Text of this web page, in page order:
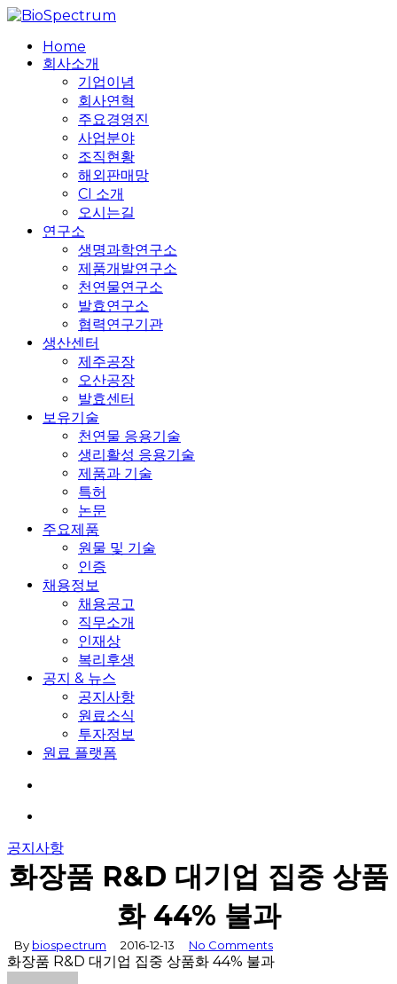
Skip
main
content
search
MenuHome
회사소개
기업이념
회사연혁
주요경영진
사업분야
조직현황
해외판매망
CI 소개
오시는길
연구소
생명과학연구소
제품개발연구소
천연물연구소
발효연구소
협력연구기관
생산센터
제주공장
오산공장
발효센터
보유기술
천연물 응용기술
생리활성 응용기술
제품과 기술
특허
논문
주요제품
원물 및 기술
인증
채용정보
채용공고
직무소개
인재상
복리후생
공지 & 뉴스
공지사항
원료소식
투자정보
원료 플랫폼
공지사항
화장품 R&D 대기업 집중 상품
화 44% 불과
By biospectrum 2016-12-13 No Comments
화장품 R&D 대기업 집중 상품화 44% 불과